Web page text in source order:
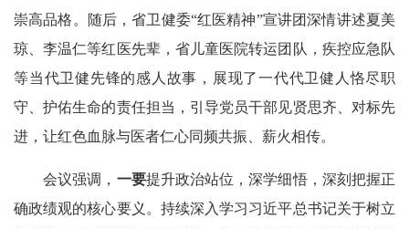
崇高品格。随后，省卫健委“红医精神”宣讲团深情讲述夏美
琼、李温仁等红医先辈，省儿童医院转运团队，疾控应急队
等当代卫健先锋的感人故事，展现了一代代卫健人恪尽职
守、护佑生命的责任担当，引导党员干部见贤思齐、对标先
进，让红色血脉与医者仁心同频共振、薪火相传。
会议强调， 一要提升政治站位，深学细悟，深刻把握正
确政绩观的核心要义。持续深入学习习近平总书记关于树立